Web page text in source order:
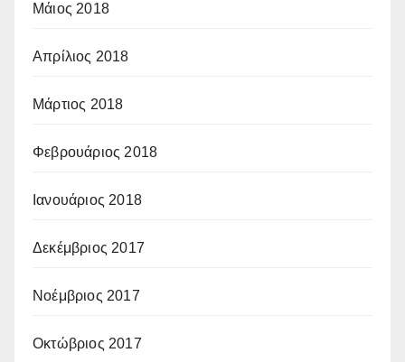
Μάιος 2018
Απρίλιος 2018
Μάρτιος 2018
Φεβρουάριος 2018
Ιανουάριος 2018
Δεκέμβριος 2017
Νοέμβριος 2017
Οκτώβριος 2017